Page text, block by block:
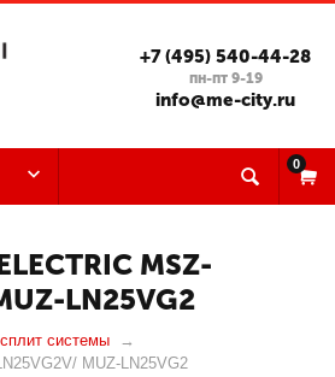
+7 (495) 540-44-28
пн-пт 9-19
info@me-city.ru
0
MSZ-
LN25VG2
системы
MUZ-LN25VG2